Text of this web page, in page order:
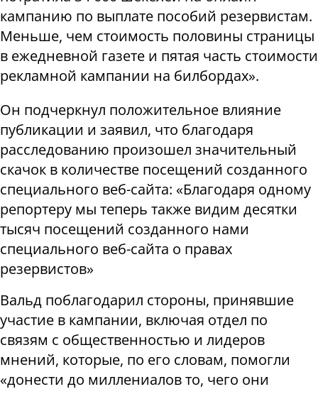
кампанию по выплате пособий резервистам.
Меньше, чем стоимость половины страницы
в ежедневной газете и пятая часть стоимости
рекламной кампании на билбордах».
Он подчеркнул положительное влияние
публикации и заявил, что благодаря
расследованию произошел значительный
скачок в количестве посещений созданного
специального веб-сайта: «Благодаря одному
репортеру мы теперь также видим десятки
тысяч посещений созданного нами
специального веб-сайта о правах
резервистов»
Вальд поблагодарил стороны, принявшие
участие в кампании, включая отдел по
связям с общественностью и лидеров
мнений, которые, по его словам, помогли
«донести до миллениалов то, чего они